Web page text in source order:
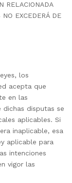
RELACIONADA
EXCEDERÁ DE
los
acepta que
en las
dichas disputas se
aplicables. Si
inaplicable, esa
aplicable para
intenciones
vigor las